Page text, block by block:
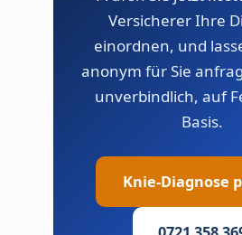
Versicherer Ihre
einordnen, und
anonym für Sie
unverbindlich, auf
Basis.
Knie-Diagnose